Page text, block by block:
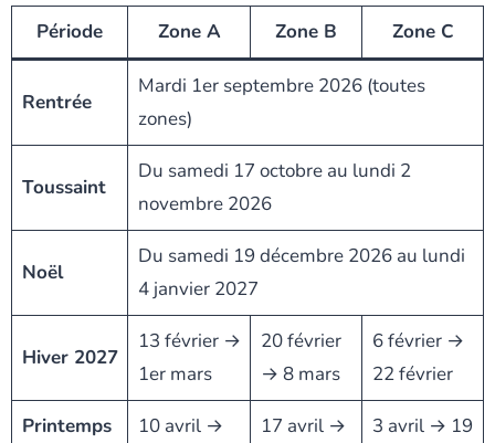
Période Zone A Zone B Zone C
Rentrée
Mardi 1er septembre 2026 (toutes
zones)
Toussaint
Du samedi 17 octobre au lundi 2
novembre 2026
Noël
Du samedi 19 décembre 2026 au lundi
4 janvier 2027
Hiver 2027
13 février →
1er mars
20 février
→ 8 mars
6 février →
22 février
Printemps
10 avril →
17 avril →
3 avril → 19